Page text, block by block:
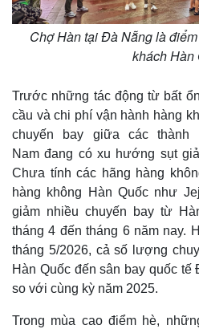
Chợ Hàn tại Đà Nẵng là
khách Hàn
Trước những tác động từ bất
cầu và chi phí vận hành hàng
chuyến bay giữa các
Nam đang có xu hướng sụt
Chưa tính các hãng hàng
hàng không Hàn Quốc như
giảm nhiều chuyến bay từ
tháng 4 đến tháng 6 năm nay.
tháng 5/2026, cả số lượng
Hàn Quốc đến sân bay quốc
so với cùng kỳ năm 2025.
Trong mùa cao điểm hè,